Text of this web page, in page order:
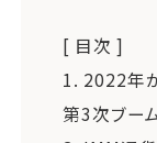
[ 目次 ]
1. 2022年
第3次ブー